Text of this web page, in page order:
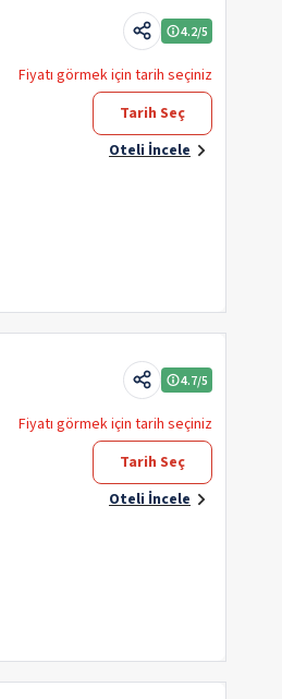
4.2/5
Fiyatı görmek için tarih seçiniz
Tarih Seç
Oteli İncele
4.7/5
Fiyatı görmek için tarih seçiniz
Tarih Seç
Oteli İncele